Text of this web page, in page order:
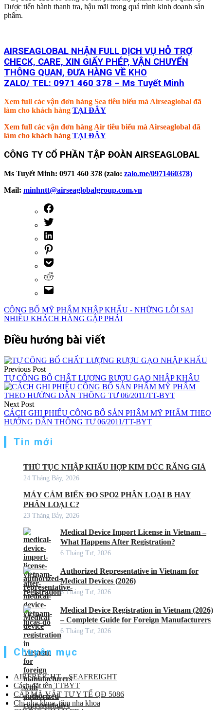
Dược tiến hành thanh tra, hậu mãi trong quá trình kinh doanh sản
phẩm.
AIRSEAGLOBAL NHẬN FULL DỊCH VỤ HỖ TRỢ
CHECK, CARE, XIN GIẤY PHÉP, VẬN CHUYỂN
THÔNG QUAN, ĐƯA HÀNG VỀ KHO
ZALO/ TEL: 0971 460 378 – Ms Tuyết Minh
Xem full các vận đơn hàng Sea tiêu biểu mà Airseaglobal đã
làm cho khách hàng TẠI ĐÂY
Xem full các vận đơn hàng Air tiêu biểu mà Airseaglobal đã
làm cho khách hàng TẠI ĐÂY
CÔNG TY CỔ PHẦN TẬP ĐOÀN AIRSEAGLOBAL
Ms Tuyết Minh: 0971 460 378 (zalo: zalo.me/0971460378)
Mail: minhntt@airseaglobalgroup.com.vn
CÔNG BỐ MỸ PHẨM NHẬP KHẨU - NHỮNG LỖI SAI
NHIỀU KHÁCH HÀNG GẶP PHẢI
Điều hướng bài viết
Previous Post
TỰ CÔNG BỐ CHẤT LƯỢNG RƯỢU GẠO NHẬP KHẨU
Next Post
CÁCH GHI PHIẾU CÔNG BỐ SẢN PHẨM MỸ PHẨM THEO
HƯỚNG DẪN THÔNG TƯ 06/2011/TT-BYT
Tin mới
THỦ TỤC NHẬP KHẨU HỢP KIM ĐÚC RĂNG GIẢ
24 Tháng Bảy, 2026
MÁY CẢM BIẾN ĐO SPO2 PHÂN LOẠI B HAY
PHÂN LOẠI C?
23 Tháng Bảy, 2026
Medical Device Import License in Vietnam –
What Happens After Registration?
6 Tháng Tư, 2026
Authorized Representative in Vietnam for
Medical Devices (2026)
6 Tháng Tư, 2026
Medical Device Registration in Vietnam (2026)
– Complete Guide for Foreign Manufacturers
6 Tháng Tư, 2026
Chuyên mục
AIRFREIGHT – SEAFREIGHT
Cách đặt tên TTBYT
CẤP MÃ VẬT TƯ Y TẾ QĐ 5086
Chỉ nha khoa, tăm nha khoa